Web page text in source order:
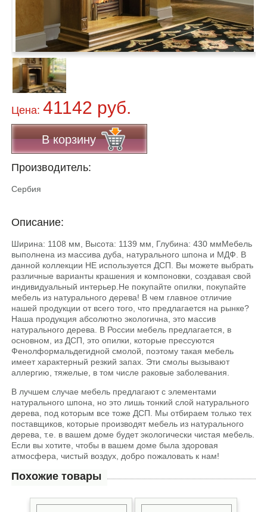
Цена: 41142 руб.
В корзину
Производитель:
Сербия
Описание:
Ширина: 1108 мм, Высота: 1139 мм, Глубина: 430 ммМебель
выполнена из массива дуба, натурального шпона и МДФ. В
данной коллекции НЕ используется ДСП. Вы можете выбрать
различные варианты крашения и компоновки, создавая свой
индивидуальный интерьер.He покупайте опилки, покупайте
мебель из натурального дерева! В чем главное отличие
нашей продукции от всего того, что предлагается на рынке?
Наша продукция абсолютно экологична, это массив
натурального дерева. В России мебель предлагается, в
основном, из ДСП, это опилки, которые прессуются
Фенолформальдегидной смолой, поэтому такая мебель
имеет характерный резкий запах. Эти смолы вызывают
аллергию, тяжелые, в том числе раковые заболевания.
В лучшем случае мебель предлагают с элементами
натурального шпона, но это лишь тонкий слой натурального
дерева, под которым все тоже ДСП. Мы отбираем только тех
поставщиков, которые производят мебель из натурального
дерева, т.е. в вашем доме будет экологически чистая мебель.
Если вы хотите, чтобы в вашем доме была здоровая
атмосфера, чистый воздух, добро пожаловать к нам!
Похожие товары